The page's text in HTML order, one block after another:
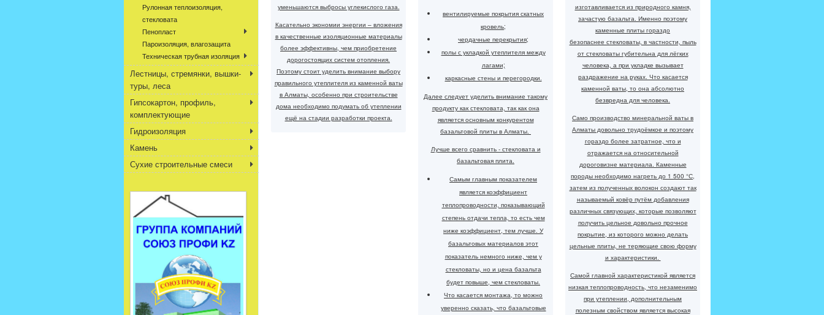
уменьшаются выбросы углекислого газа.
Касательно экономии энергии – вложения
в качественные изоляционные материалы
более эффективны, чем приобретение
дорогостоящих систем отопления.
Поэтому стоит уделить внимание выбору
правильного утеплителя из каменной ваты
в Алматы, особенно при строительстве
дома необходимо подумать об утеплении
ещё на стадии разработки проекта.
вентилируемые покрытия скатных
кровель;
чердачные перекрытия;
полы с укладкой утеплителя между
лагами;
каркасные стены и перегородки.
​Далее следует уделить внимание такому
продукту как стекловата, так как она
является основным конкурентом
базальтовой плиты в Алматы.
Лучше всего сравнить - стекловата и
базальтовая плита.
Самым главным показателем
является коэффициент
теплопроводности, показывающий
степень отдачи тепла, то есть чем
ниже коэффициент, тем лучше. У
базальтовых материалов этот
показатель немного ниже, чем у
стекловаты, но и цена базальта
будет повыше, чем стекловаты.
Что касается монтажа, то можно
уверенно сказать, что базальтовые
изготавливается из природного камня,
зачастую базальта. Именно поэтому
каменные плиты гораздо
безопаснее стекловаты, в частности, пыль
от стекловаты губительна для лёгких
человека, а при укладке вызывает
раздражение на руках. Что касается
каменной ваты, то она абсолютно
безвредна для человека.
Само производство минеральной ваты в
Алматы довольно трудоёмкое и поэтому
гораздо более затратное, что и
отражается на относительной
дороговизне материала. Каменные
породы необходимо нагреть до 1 500 °С,
затем из полученных волокон создают так
называемый ковёр путём добавления
различных связующих, которые позволяют
получить цельное довольно прочное
покрытие, из которого можно делать
цельные плиты, не теряющие свою форму
и характеристики.
Самой главной характеристикой является
низкая теплопроводность, что незаменимо
при утеплении, дополнительным
полезным свойством является высокая
Рулонная теплоизоляция,
стекловата
Пенопласт
Пароизоляция, влагозащита
Техническая трубная изоляция
Лестницы, стремянки, вышки-
туры, леса
Гипсокартон, профиль,
комплектующие
Гидроизоляция
Камень
Сухие строительные смеси